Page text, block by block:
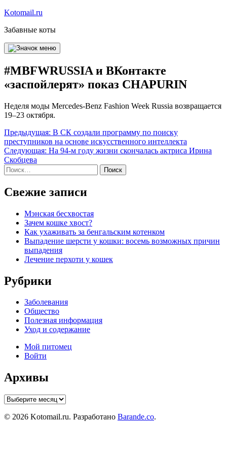
Перейти
содержимому
Kotomail.ru
Забавные коты
#MBFWRUSSIA и ВКонтакте
«заспойлерят» показ CHAPURIN
Неделя моды Mercedes-Benz Fashion Week Russia возвращается
19–23 октября.
Навигация
по
записям
Предыдущая: В СК создали программу по поиску
преступников на основе искусственного интеллекта
Следующая: На 94-м году жизни скончалась актриса Ирина
Скобцева
Найти:
Свежие записи
Мэнская бесхвостая
Зачем кошке хвост?
Как ухаживать за бенгальским котенком
Выпадение шерсти у кошки: восемь возможных причин
выпадения
Лечение перхоти у кошек
Рубрики
Заболевания
Общество
Полезная информация
Уход и содержание
Мой питомец
Войти
Архивы
Архивы
© 2026 Kotomail.ru. Разработано Barande.co.